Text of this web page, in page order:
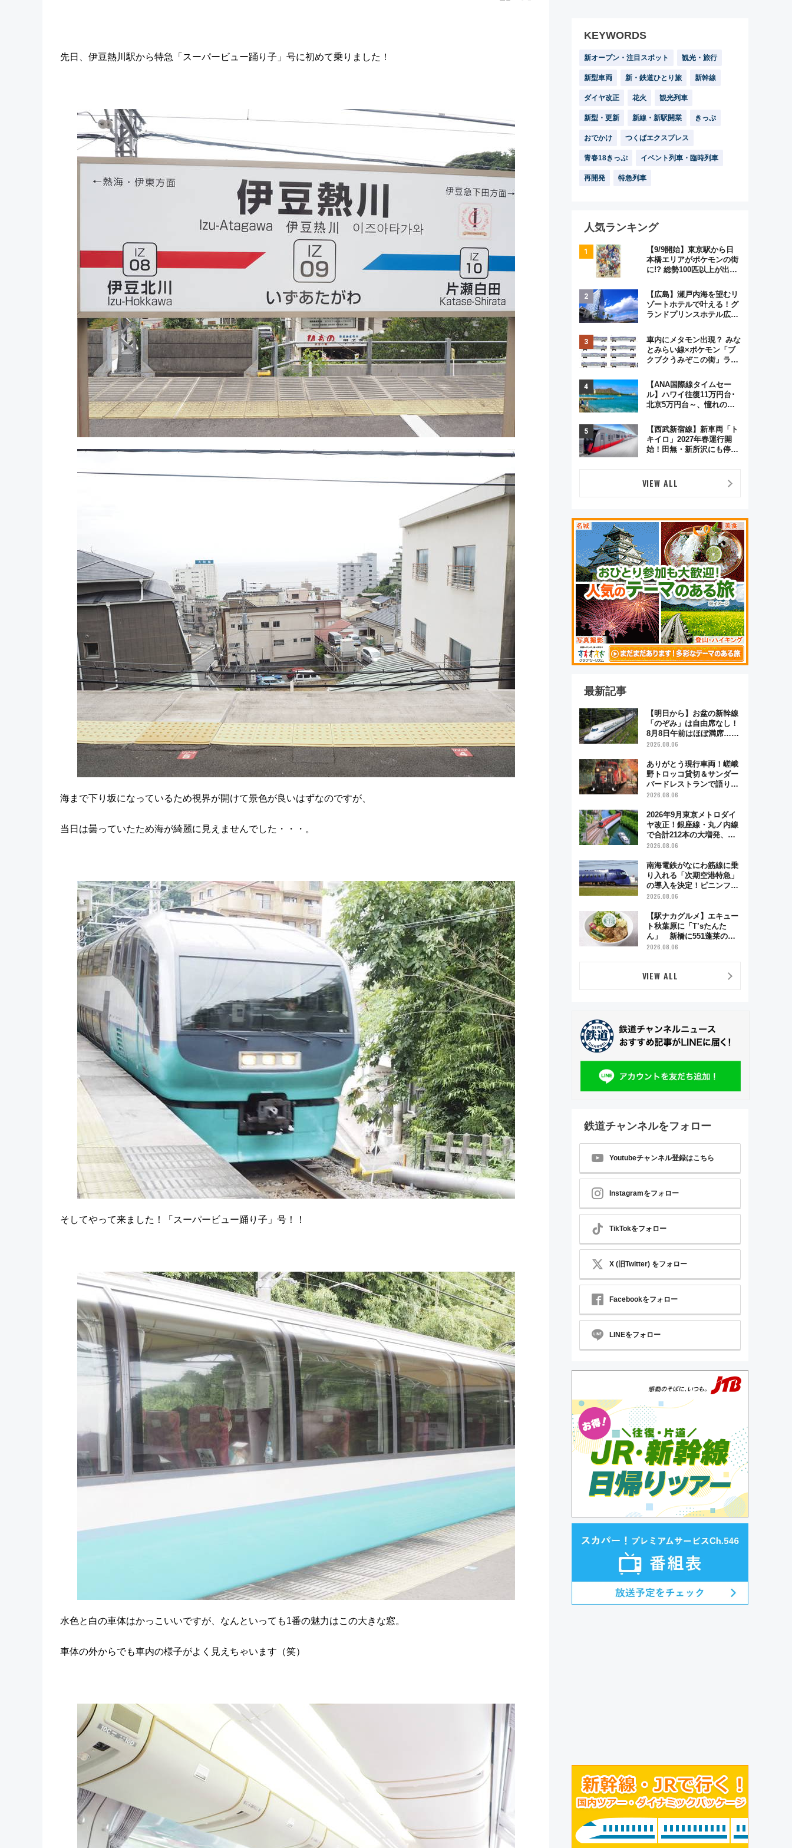
先日、伊豆熱川駅から特急「スーパービュー踊り子」号に初めて乗りました！
海まで下り坂になっているため視界が開けて景色が良いはずなのですが、
当日は曇っていたため海が綺麗に見えませんでした・・・。
そしてやって来ました！「スーパービュー踊り子」号！！
水色と白の車体はかっこいいですが、なんといっても1番の魅力はこの大きな窓。
車体の外からでも車内の様子がよく見えちゃいます（笑）
KEYWORDS
新オープン・注目スポット 観光・旅行
新型車両 新・鉄道ひとり旅 新幹線
ダイヤ改正 花火 観光列車
新型・更新 新線・新駅開業 きっぷ
おでかけ つくばエクスプレス
青春18きっぷ イベント列車・臨時列車
再開発 特急列車
人気ランキング
【9/9開始】東京駅から日
本橋エリアがポケモンの街
に!? 総勢100匹以上が出現
格謎解き・グッズ情報まと
め
【広島】瀬戸内海を望むリ
ゾートホテルで叶える！グ
ランドプリンスホテル広島
ジュアルパーティープラン
車内にメタモン出現？ みな
とみらい線×ポケモン「ブ
クブクうみぞこの街」ラッ
この夏は直通列車で横浜
へ！
【ANA国際線タイムセー
ル】ハワイ往復11万円台･
北京5万円台～、憧れのビ
GW旅行まで狙える激アツ
路線まとめ（8/10まで）
【西武新宿線】新車両「ト
キイロ」2027年春運行開
始！田無・新所沢にも停
VIEW ALL
最新記事
【明日から】お盆の新幹線
「のぞみ」は自由席なし！
8月8日午前はほぼ満席…で
も数時間ズラせば空きが見
「空席」探しのコツ
2026.08.06
ありがとう現行車両！嵯峨
野トロッコ貸切＆サンダー
バードレストランで語り合
う秋の京都 斉藤雪乃＆福
日「京都の鉄道満喫ツア
ー」開催
2026.08.06
2026年9月東京メトロダイ
ヤ改正！銀座線・丸ノ内線
で合計212本の大増発、混
雑緩和に期待
2026.08.06
南海電鉄がなにわ筋線に乗
り入れる「次期空港特急」
の導入を決定！ピニンファ
リーナによる日本初の鉄道
2026.08.06
【駅ナカグルメ】エキュー
ト秋葉原に「T’sたんた
ん」 新橋に551蓬莱の
DNAを継ぐ「東京豚饅」、
【2026年8月】
2026.08.06
VIEW ALL
鉄道チャンネルをフォロー
Youtubeチャンネル登録はこちら
Instagramをフォロー
TikTokをフォロー
X (旧Twitter) をフォロー
Facebookをフォロー
LINEをフォロー